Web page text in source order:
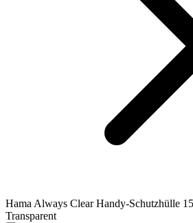
Hama Always Clear Handy-Schutzhülle
Transparent